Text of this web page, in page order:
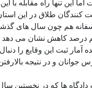
این تنها راه مقابله با
هم چون سال های
آمار ثبت این وقایع
و در نتیجه
مراجعه کنندگان طلاق به